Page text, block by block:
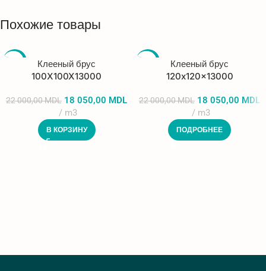
Похожие товары
Клееный брус
100X100X13000
22 000,00MDL 18 050,00 MDL
m3
В КОРЗИНУ
Клееный брус
120x120x13000
22 000,00MDL 18 050,00 MDL
m3
ПОДРОБНЕЕ